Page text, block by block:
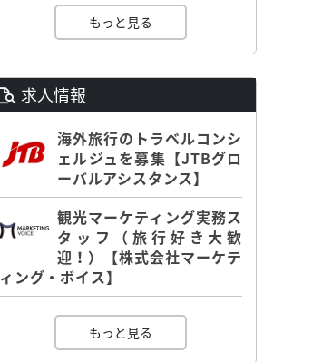
もっと見る
求人情報
海外旅行のトラベルコンシ
ェルジュを募集【JTBグロ
ーバルアシスタンス】
観光マーケティング実務ス
タッフ（旅行好き大歓
迎！）【株式会社マーケテ
ィング・ボイス】
もっと見る